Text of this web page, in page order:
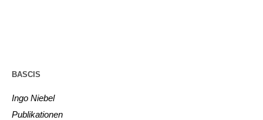
BASCIS
Ingo Niebel
Publikationen